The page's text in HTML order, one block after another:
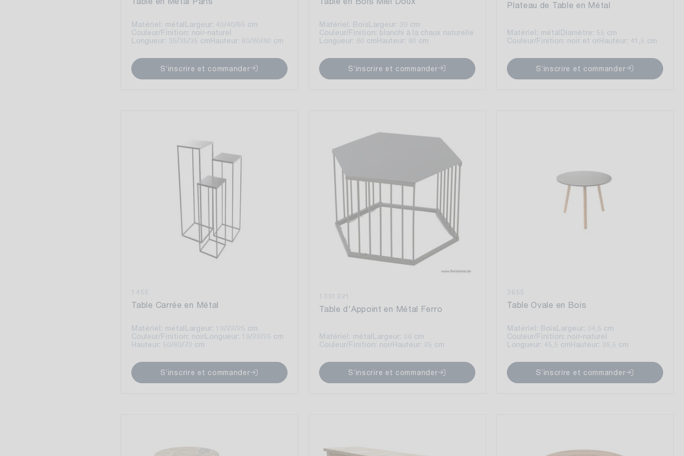
Matériel: métalLargeur: 40/40/65 cm
Couleur/Finition: noir-naturel
Longueur: 35/35/35 cmHauteur: 60/80/80 cm
S’inscrire et commander
Matériel: BoisLargeur: 39 cm
Couleur/Finition: blanchi à la chaux naturelle
Longueur: 80 cmHauteur: 80 cm
S’inscrire et commander
Plateau de Table en Métal
Matériel: métalDiamètre: 55 cm
Couleur/Finition: noir et orHauteur: 41,5 cm
S’inscrire et commander
1455
Table Carrée en Métal
Matériel: métal Largeur: 19/22/25 cm
Couleur/Finition: noirLongueur: 19/22/25 cm
Hauteur: 50/60/70 cm
S’inscrire et commander
1091921
Table d'Appoint en Métal Ferro
Matériel: métal Largeur: 38 cm
Couleur/Finition: noirHauteur: 25 cm
S’inscrire et commander
3655
Table Ovale en Bois
Matériel: Bois Largeur: 34,5 cm
Couleur/Finition: noir-naturel
Longueur: 45,5 cm Hauteur: 39,5 cm
S’inscrire et commander